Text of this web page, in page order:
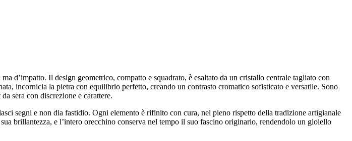
d’impatto. Il design geometrico, compatto e squadrato, è esaltato da un cristallo centrale tagliato con
incornicia la pietra con equilibrio perfetto, creando un contrasto cromatico sofisticato e versatile. Sono
sera con discrezione e carattere.
segni e non dia fastidio. Ogni elemento è rifinito con cura, nel pieno rispetto della tradizione artigianale
brillantezza, e l’intero orecchino conserva nel tempo il suo fascino originario, rendendolo un gioiello